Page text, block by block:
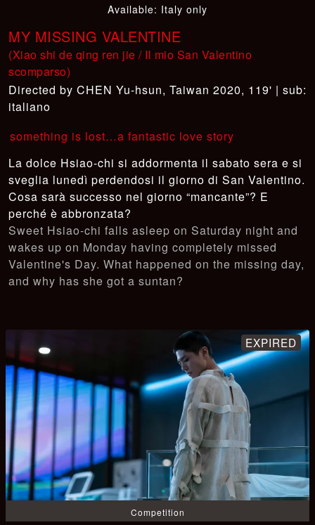
Available: Italy only
MY MISSING VALENTINE
(Xiao shi de qing ren jie / Il mio San Valentino
scomparso)
CHEN Yu-hsun, Taiwan 2020, 119' | sub:
italiano
something is lost…a fantastic love story
La dolce Hsiao-chi si addormenta il sabato sera e si
sveglia lunedì perdendosi il giorno di San Valentino.
Cosa sarà successo nel giorno “mancante”? E
perché è abbronzata?
Sweet Hsiao-chi falls asleep on Saturday night and
wakes up on Monday having completely missed
Valentine's Day. What happened on the missing day,
and why has she got a suntan?
Competition